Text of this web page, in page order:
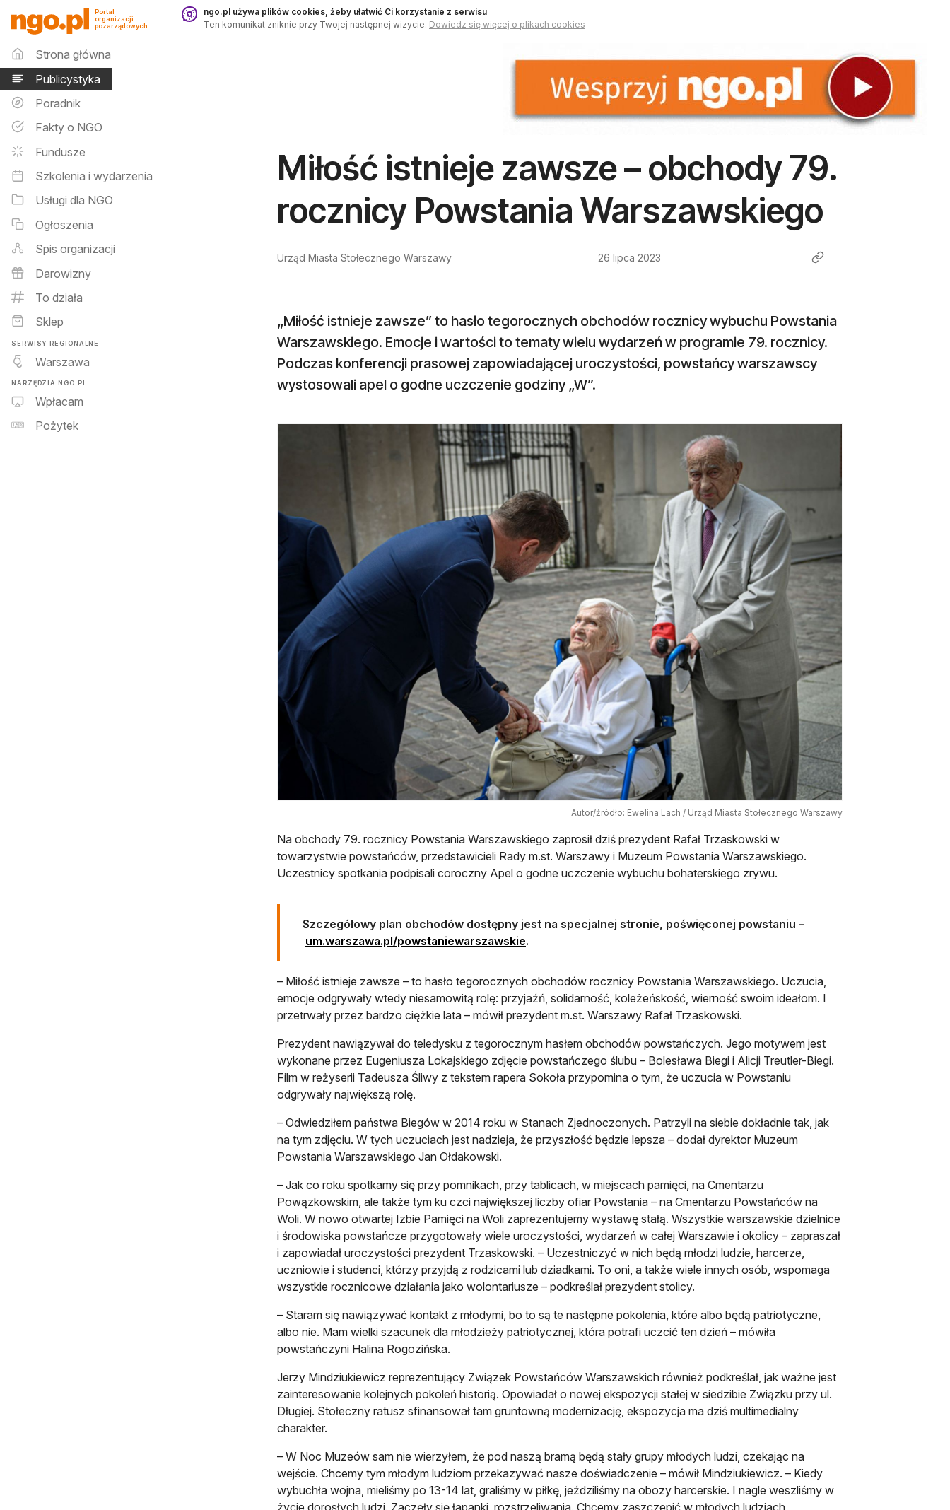
Publicystyka - ngo.pl
Portal
organizacji
pozarządowych
Menu główne
Strona główna
Publicystyka
Poradnik
Fakty o NGO
Fundusze
Szkolenia i wydarzenia
Usługi dla NGO
Ogłoszenia
Spis organizacji
Darowizny
To działa
Sklep
SERWISY REGIONALNE
Warszawa
NARZĘDZIA NGO.PL
Wpłacam
Pożytek
ngo.pl używa plików cookies, żeby ułatwić Ci korzystanie z serwisu
Ten komunikat zniknie przy Twojej następnej wizycie. Dowiedz się więcej o plikach cookies
Miłość istnieje zawsze – obchody 79.
rocznicy Powstania Warszawskiego
Urząd Miasta Stołecznego Warszawy 26 lipca 2023
„Miłość istnieje zawsze” to hasło tegorocznych obchodów rocznicy wybuchu Powstania
Warszawskiego. Emocje i wartości to tematy wielu wydarzeń w programie 79. rocznicy.
Podczas konferencji prasowej zapowiadającej uroczystości, powstańcy warszawscy
wystosowali apel o godne uczczenie godziny „W”.
Autor/źródło: Ewelina Lach / Urząd Miasta Stołecznego Warszawy
Na obchody 79. rocznicy Powstania Warszawskiego zaprosił dziś prezydent Rafał Trzaskowski w
towarzystwie powstańców, przedstawicieli Rady m.st. Warszawy i Muzeum Powstania Warszawskiego.
Uczestnicy spotkania podpisali coroczny Apel o godne uczczenie wybuchu bohaterskiego zrywu.
Szczegółowy plan obchodów dostępny jest na specjalnej stronie, poświęconej powstaniu –
um.warszawa.pl/powstaniewarszawskieotwiera się w nowej karcie
.
– Miłość istnieje zawsze – to hasło tegorocznych obchodów rocznicy Powstania Warszawskiego. Uczucia,
emocje odgrywały wtedy niesamowitą rolę: przyjaźń, solidarność, koleżeńskość, wierność swoim ideałom. I
przetrwały przez bardzo ciężkie lata – mówił prezydent m.st. Warszawy Rafał Trzaskowski.
Prezydent nawiązywał do teledysku z tegorocznym hasłem obchodów powstańczych. Jego motywem jest
wykonane przez Eugeniusza Lokajskiego zdjęcie powstańczego ślubu – Bolesława Biegi i Alicji Treutler-Biegi.
Film w reżyserii Tadeusza Śliwy z tekstem rapera Sokoła przypomina o tym, że uczucia w Powstaniu
odgrywały największą rolę.
– Odwiedziłem państwa Biegów w 2014 roku w Stanach Zjednoczonych. Patrzyli na siebie dokładnie tak, jak
na tym zdjęciu. W tych uczuciach jest nadzieja, że przyszłość będzie lepsza – dodał dyrektor Muzeum
Powstania Warszawskiego Jan Ołdakowski.
– Jak co roku spotkamy się przy pomnikach, przy tablicach, w miejscach pamięci, na Cmentarzu
Powązkowskim, ale także tym ku czci największej liczby ofiar Powstania – na Cmentarzu Powstańców na
Woli. W nowo otwartej Izbie Pamięci na Woli zaprezentujemy wystawę stałą. Wszystkie warszawskie dzielnice
i środowiska powstańcze przygotowały wiele uroczystości, wydarzeń w całej Warszawie i okolicy – zapraszał
i zapowiadał uroczystości prezydent Trzaskowski. – Uczestniczyć w nich będą młodzi ludzie, harcerze,
uczniowie i studenci, którzy przyjdą z rodzicami lub dziadkami. To oni, a także wiele innych osób, wspomaga
wszystkie rocznicowe działania jako wolontariusze – podkreślał prezydent stolicy.
– Staram się nawiązywać kontakt z młodymi, bo to są te następne pokolenia, które albo będą patriotyczne,
albo nie. Mam wielki szacunek dla młodzieży patriotycznej, która potrafi uczcić ten dzień – mówiła
powstańczyni Halina Rogozińska.
Jerzy Mindziukiewicz reprezentujący Związek Powstańców Warszawskich również podkreślał, jak ważne jest
zainteresowanie kolejnych pokoleń historią. Opowiadał o nowej ekspozycji stałej w siedzibie Związku przy ul.
Długiej. Stołeczny ratusz sfinansował tam gruntowną modernizację, ekspozycja ma dziś multimedialny
charakter.
– W Noc Muzeów sam nie wierzyłem, że pod naszą bramą będą stały grupy młodych ludzi, czekając na
wejście. Chcemy tym młodym ludziom przekazywać nasze doświadczenie – mówił Mindziukiewicz. – Kiedy
wybuchła wojna, mieliśmy po 13-14 lat, graliśmy w piłkę, jeździliśmy na obozy harcerskie. I nagle weszliśmy w
życie dorosłych ludzi. Zaczęły się łapanki, rozstrzeliwania. Chcemy zaszczepić w młodych ludziach